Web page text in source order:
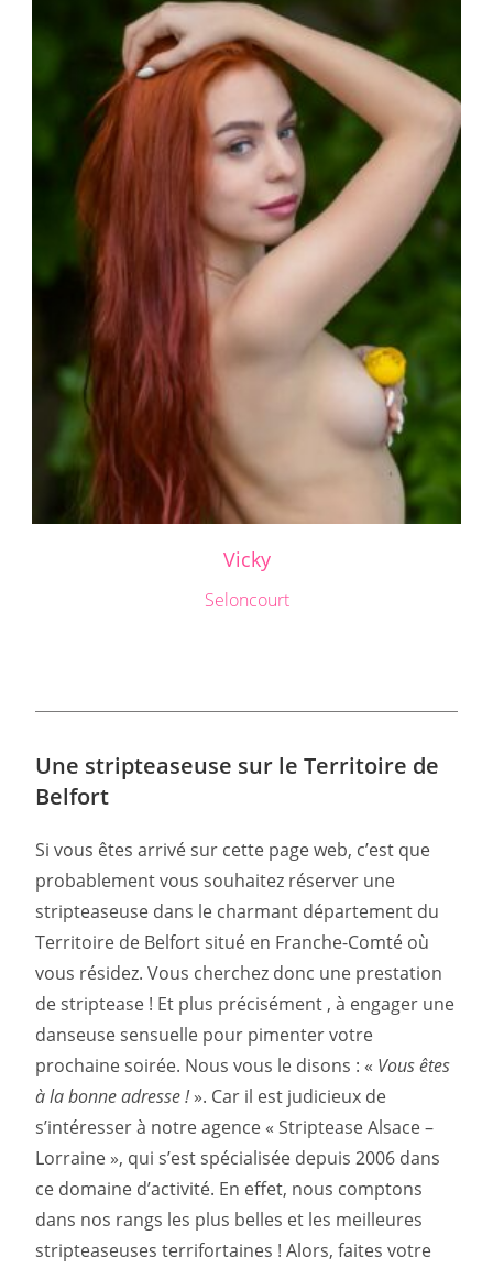
Vicky
Seloncourt
Une stripteaseuse sur le Territoire de
Belfort
Si vous êtes arrivé sur cette page web, c’est que
probablement vous souhaitez réserver une
stripteaseuse dans le charmant département du
Territoire de Belfort situé en Franche-Comté où
vous résidez. Vous cherchez donc une prestation
de striptease ! Et plus précisément , à engager une
danseuse sensuelle pour pimenter votre
prochaine soirée. Nous vous le disons : « Vous êtes
à la bonne adresse !». Car il est judicieux de
s’intéresser à notre agence « Striptease Alsace –
Lorraine », qui s’est spécialisée depuis 2006 dans
ce domaine d’activité. En effet, nous comptons
dans nos rangs les plus belles et les meilleures
stripteaseuses terrifortaines ! Alors, faites votre